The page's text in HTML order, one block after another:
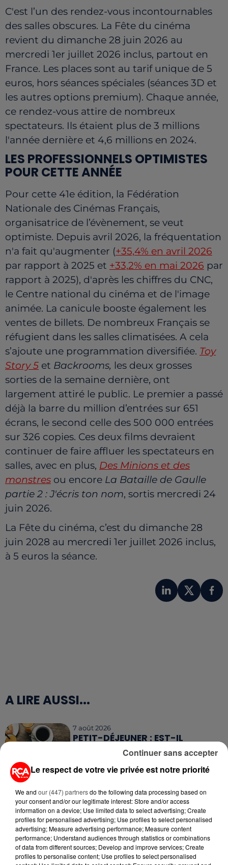
C'est l’un des rendez-vous incontournables
des salles obscures. La Fête du cinéma
revient du dimanche 28 juin 2026 au
mercredi 1er juillet 2026 inclus, partout en
France. Les places sont au tarif unique de 5
euros, hors séances spéciales (séances 3D et
les autres options premium). Chaque année,
ce rendez-vous attire de nombreux
spectateurs. Ils étaient plus de 3 millions
l'année dernière et 4,6 millions en 2024.
LES PROFESSIONNELS OPTIMISTES
POUR CETTE ANNÉE
Pour cette 41e édition, la Fédération
Nationale des Cinémas Français,
organisatrice de l’évènement, se veut
optimiste. Depuis avril 2026, la fréquentation
n'a fait qu'augmenter (+35,4% en avril 2026
par rapport à 2025 et +33,2% en mai 2026 par
rapport à 2025), d'après les chiffres du CNC,
le Centre national du cinéma et de l'image
animée. La canicule booste également les
ventes de billets. De nombreux Français se
réfugient dans les salles climatisées. A cela
s’ajoute une programmation diversifiée. Toy
Story 5 et Backrooms, les deux grosses
sorties de la semaine dernière, ont
largement attiré le public. Le premier a passé
déjà la barre du million d’entrées sur 651
écrans, le second celle des 500 000 entrées
sur 326 copies. Ces deux films devraient
continuer de faire affluer les spectateurs en
salles, avec en plus, Des Minions et des
monstres ou encore La Bataille de Gaulle
partie 2 : J'écris ton nom, sortis mercredi 24
juin 2026.
La Fête du cinéma, c’est du dimanche 28
juin 2028 au mercredi 1er juillet 2026 inclus,
à 5 euros la séance.
A LIRE AUSSI...
7 août 2026
PETIT-DÉJEUNER : EST-IL
VRAIMENT OBLIGATOIRE DE
MANGER LE MATIN ?
WEEK-END ROUGE SUR LES
ROUTES : LE GRAND OUEST SE
PRÉPARE À UN...
6 août 2026
MÉGOTS ET FEUX DE FORÊT : LES
INDUSTRIELS DU TABAC BIENTÔT
Le respect de votre vie privée est notre priorité
We and our (447) partnersdo the following data processing based on
your consent and/or our legitimate interest: Store and/or access
information on a device; Use limited data to select advertising; Create
profiles for personalised advertising; Use profiles to select personalised
advertising; Measure advertising performance; Measure content
performance; Understand audiences through statistics or combinations
of data from different sources; Develop and improve services; Create
profiles to personalise content; Use profiles to select personalised
Continuer sans accepter